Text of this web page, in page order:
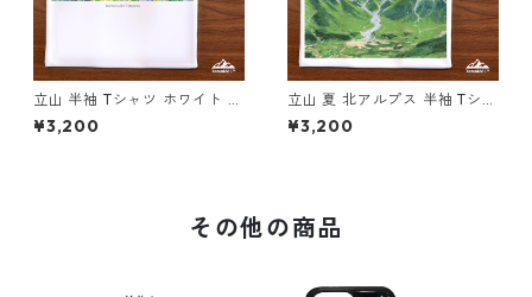
立山 半袖 Tシャツ ホワイト ド
ライ 吸水速乾 山 登山 アウト
ドア 山Tシャツ 山のイラスト
¥3,200
立山 夏 北アルプス 半袖 Tシャ
ツ ホワイト ドライ 吸水速乾
山 登山 山Tシャツ 山のイラス
¥3,200
その他の商品